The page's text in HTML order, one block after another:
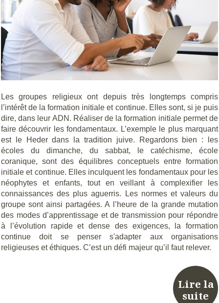
Les groupes religieux ont depuis très longtemps compris
l’intérêt de la formation initiale et continue. Elles sont, si je puis
dire, dans leur ADN. Réaliser de la formation initiale permet de
faire découvrir les fondamentaux. L’exemple le plus marquant
est le Heder dans la tradition juive. Regardons bien : les
écoles du dimanche, du sabbat, le catéchisme, école
coranique, sont des équilibres conceptuels entre formation
initiale et continue. Elles inculquent les fondamentaux pour les
néophytes et enfants, tout en veillant à complexifier les
connaissances des plus aguerris. Les normes et valeurs du
groupe sont ainsi partagées. A l’heure de la grande mutation
des modes d’apprentissage et de transmission pour répondre
à l’évolution rapide et dense des exigences, la formation
continue doit se penser s'adapter aux organisations
religieuses et éthiques. C’est un défi majeur qu’il faut relever.
Lire la
suite